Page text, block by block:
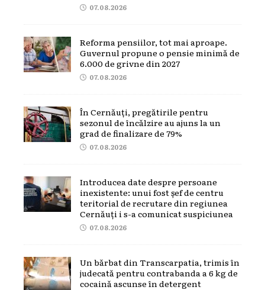
07.08.2026
Reforma pensiilor, tot mai aproape.
Guvernul propune o pensie minimă de
6.000 de grivne din 2027
07.08.2026
În Cernăuți, pregătirile pentru
sezonul de încălzire au ajuns la un
grad de finalizare de 79%
07.08.2026
Introducea date despre persoane
inexistente: unui fost șef de centru
teritorial de recrutare din regiunea
Cernăuți i s-a comunicat suspiciunea
07.08.2026
Un bărbat din Transcarpatia, trimis în
judecată pentru contrabanda a 6 kg de
cocaină ascunse în detergent